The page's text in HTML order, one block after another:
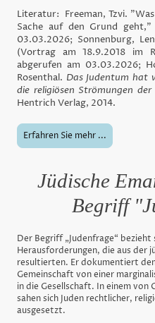
Literatur: Freeman, Tzvi.
Sache auf den Grund
03.03.2026; Sonnenburg,
(Vortrag am 18.9.2018 im
abgerufen am 03.03.2026;
Rosenthal. Das Judentum hat
die religiösen Strömungen
Hentrich Verlag, 2014.
Erfahren Sie mehr ...
Jüdische
Begriff
Der Begriff „Judenfrage“
Herausforderungen, die aus der
resultierten. Er dokumentiert
Gemeinschaft von einer
in die Gesellschaft. In einem
sahen sich Juden rechtlicher,
ausgesetzt.